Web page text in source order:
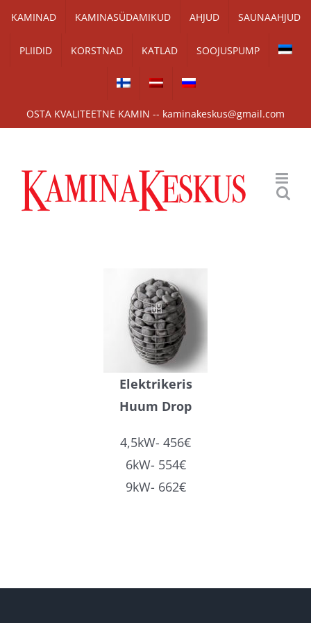
Skip
content
KAMINAD KAMINASÜDAMIKUD AHJUD SAUNAAHJUD
PLIIDID KORSTNAD KATLAD SOOJUSPUMP
OSTA KVALITEETNE KAMIN -- kaminakeskus@gmail.com
Elektrikeris
Huum Drop
4,5kW- 456€
6kW- 554€
9kW- 662€